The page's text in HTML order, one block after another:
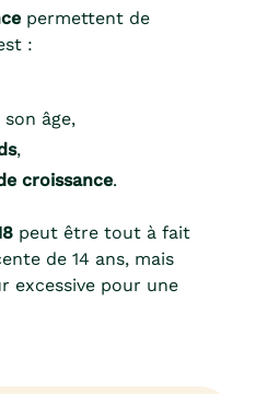
permettent de
:
âge,
,
croissance.
peut être tout à fait
de 14 ans, mais
excessive pour une